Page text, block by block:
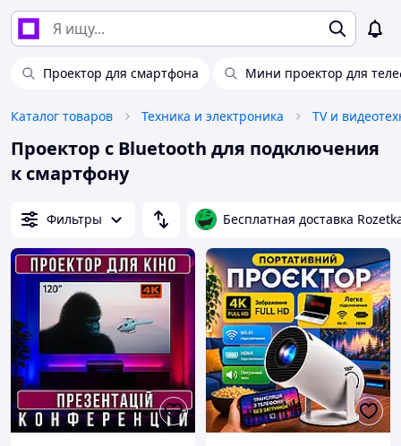
Проектор для смартфона Мини проектор для
Каталог товаров Техника и электроника TV и
Проектор с Bluetooth для подключения
к смартфону
Фильтры Бесплатная доставка